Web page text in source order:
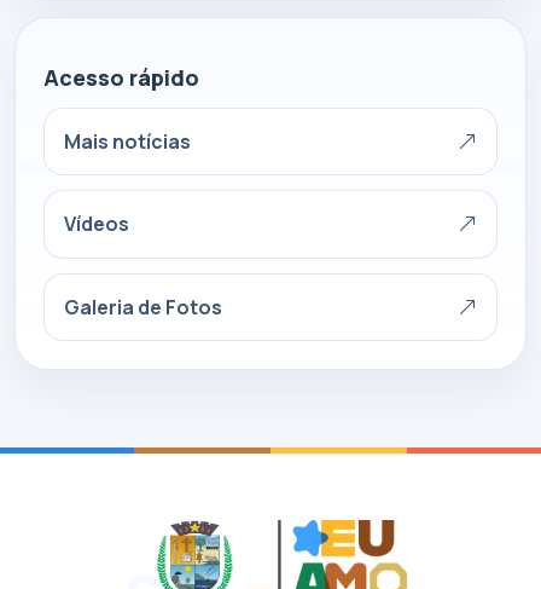
Acesso rápido
Mais notícias
Vídeos
Galeria de Fotos